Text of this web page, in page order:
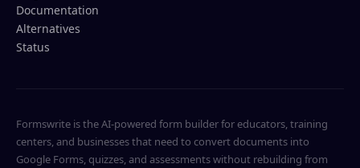
Documentation
Alternatives
Status
Formswrite is the AI-powered form builder for educators, training
centers, and businesses that need to convert documents into
Google Forms, quizzes, and assessments without rebuilding from